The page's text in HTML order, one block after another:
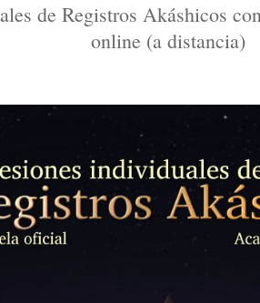
de Registros Akáshicos
online (a distancia)